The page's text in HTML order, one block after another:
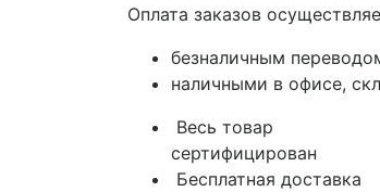
Оплата заказов
безналичным
наличными в офисе,
Весь товар
сертифицирован
Бесплатная доставка